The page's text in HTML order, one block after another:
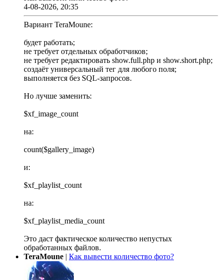
4-08-2026, 20:35
Вариант TeraMoune:
будет работать;
не требует отдельных обработчиков;
не требует редактировать show.full.php и show.short.php;
создаёт универсальный тег для любого поля;
выполняется без SQL-запросов.
Но лучше заменить:
$xf_image_count
на:
count($gallery_image)
и:
$xf_playlist_count
на:
$xf_playlist_media_count
Это даст фактическое количество непустых
обработанных файлов.
TeraMoune | Как вывести количество фото?